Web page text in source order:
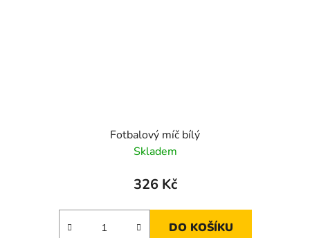
Fotbalový míč bílý
Skladem
326 Kč
DO KOŠÍKU